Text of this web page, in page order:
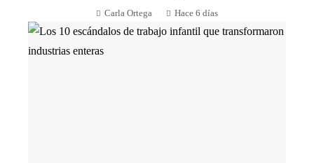
Carla Ortega Hace 6 días